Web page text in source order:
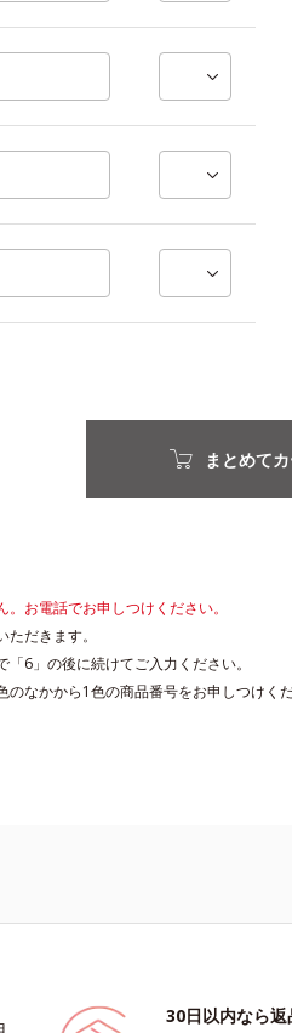
まとめて
お電話でお申しつけください。
だきます。
6」の後に続けてご入力ください。
なかから1色の商品番号をお申しつけくだ
30日以内なら返